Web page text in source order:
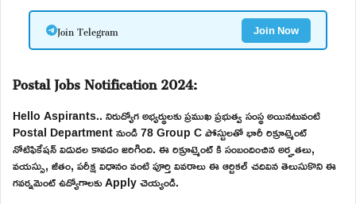
Join Telegram Join Now
Postal Jobs Notification 2024:
Hello Aspirants.. నిరుద్యోగ అభ్యర్థులకు ప్రముఖ ప్రభుత్వ సంస్థ అయినటువంటి
Postal Department నుండి 78 Group C పోస్టులతో భారీ రిక్రూట్మెంట్
నోటిఫికేషన్ విడుదల కావడం జరిగింది. ఈ రిక్రూట్మెంట్ కి సంబందించిన అర్హతలు,
వయస్సు, జీతం, పరీక్ష విధానం వంటి పూర్తి వివరాలు ఈ ఆర్టికల్ చదివిన తెలుసుకొని ఈ
గవర్నమెంట్ ఉద్యోగాలకు Apply చెయ్యండి.